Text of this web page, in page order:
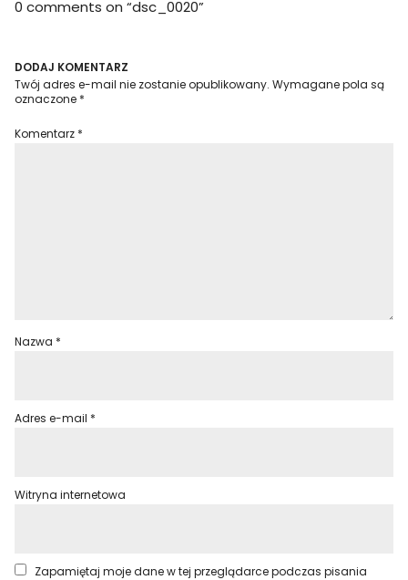
0 comments on “dsc_0020”
DODAJ KOMENTARZ
Twój adres e-mail nie zostanie opublikowany. Wymagane pola są
oznaczone *
Komentarz *
Nazwa *
Adres e-mail *
Witryna internetowa
Zapamiętaj moje dane w tej przeglądarce podczas pisania